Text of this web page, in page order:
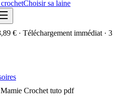
Choisir sa laine
€ · Téléchargement immédiat · 3
Crochet tuto pdf